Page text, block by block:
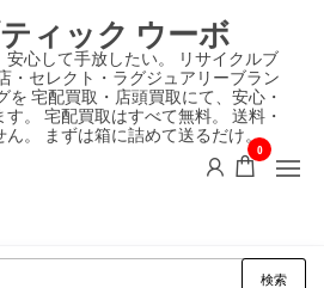
ィック ウーボ
心して手放したい。 リサイクルブ
・セレクト・ラグジュアリーブラン
を 宅配買取・店頭買取にて、安心・
。 宅配買取はすべて無料。 送料・
。 まずは箱に詰めて送るだけ。
0
検索